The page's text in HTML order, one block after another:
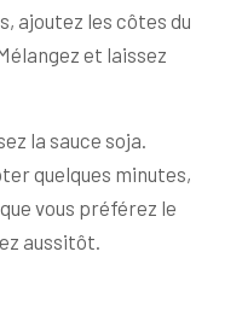
ajoutez les côtes du
et laissez
la sauce soja.
quelques minutes,
vous préférez le
aussitôt.